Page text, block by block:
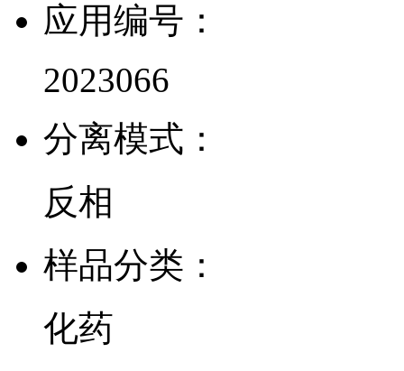
应用编号：
2023066
分离模式：
反相
样品分类：
化药